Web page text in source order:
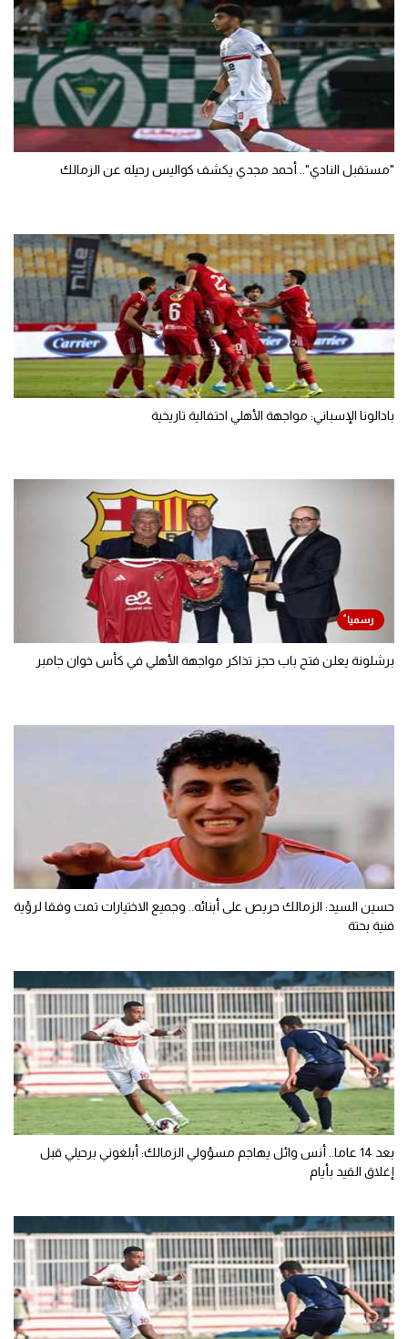
"مستقبل النادي".. أحمد مجدي يكشف كواليس رحيله عن الزمالك
بادالونا الإسباني: مواجهة الأهلي احتفالية تاريخية
برشلونة يعلن فتح باب حجز تذاكر مواجهة الأهلي في كأس خوان جامبر
حسين السيد: الزمالك حريص على أبنائه.. وجميع الاختيارات تمت وفقا لرؤية
فنية بحتة
بعد 14 عاما.. أنس وائل يهاجم مسؤولي الزمالك: أبلغوني برحيلي قبل
إغلاق القيد بأيام